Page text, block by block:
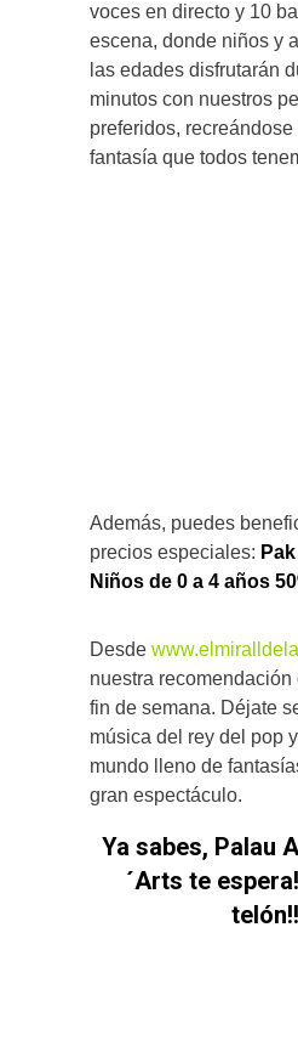
voces en directo y 10
escena, donde niños y
las edades disfrutarán
minutos con nuestros
preferidos,
fantasía que todos
Además, puedes
precios especiales:
Niños de 0 a 4 años
Desde
nuestra
fin de semana. Déjate
música del rey del pop
mundo lleno de
gran espectáculo.
Ya sabes, Palau
´Arts te